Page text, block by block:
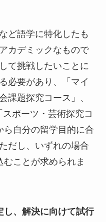
ど語学に特化したも
カデミックなもので
て挑戦したいことに
必要があり、「マイ
課題探究コース」、
スポーツ・芸術探究コ
ら自分の留学目的に合
だし、いずれの場合
ことが求められま
し、解決に向けて試行